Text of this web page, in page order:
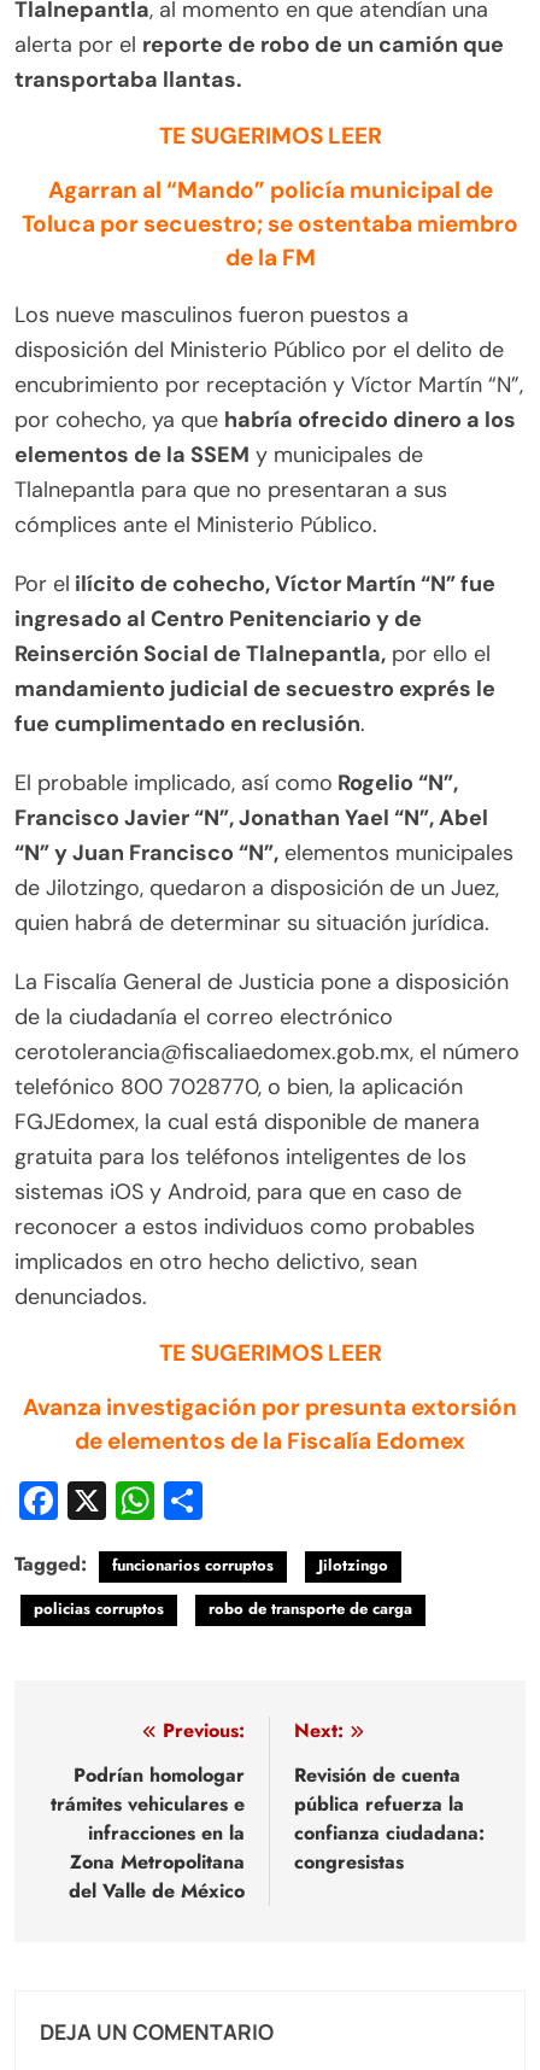
Tlalnepantla, al momento en que atendían una
alerta por el reporte de robo de un camión que
transportaba llantas.
TE SUGERIMOS LEER
Agarran al “Mando” policía municipal de
Toluca por secuestro; se ostentaba miembro
de la FM
Los nueve masculinos fueron puestos a
disposición del Ministerio Público por el delito de
encubrimiento por receptación y Víctor Martín “N”,
por cohecho, ya que habría ofrecido dinero a los
elementos de la SSEM y municipales de
Tlalnepantla para que no presentaran a sus
cómplices ante el Ministerio Público.
Por el ilícito de cohecho, Víctor Martín “N” fue
ingresado al Centro Penitenciario y de
Reinserción Social de Tlalnepantla, por ello el
mandamiento judicial de secuestro exprés le
fue cumplimentado en reclusión.
El probable implicado, así como Rogelio “N”,
Francisco Javier “N”, Jonathan Yael “N”, Abel
“N” y Juan Francisco “N”, elementos municipales
de Jilotzingo, quedaron a disposición de un Juez,
quien habrá de determinar su situación jurídica.
La Fiscalía General de Justicia pone a disposición
de la ciudadanía el correo electrónico
cerotolerancia@fiscaliaedomex.gob.mx, el número
telefónico 800 7028770, o bien, la aplicación
FGJEdomex, la cual está disponible de manera
gratuita para los teléfonos inteligentes de los
sistemas iOS y Android, para que en caso de
reconocer a estos individuos como probables
implicados en otro hecho delictivo, sean
denunciados.
TE SUGERIMOS LEER
Avanza investigación por presunta extorsión
de elementos de la Fiscalía Edomex
Facebook
X WhatsApp
Tagged: funcionarios corruptos
Jilotzingo
policias corruptos
robo de transporte de carga
Navegación
entradas
Previous:
Podrían homologar
trámites vehiculares e
infracciones en la
Zona Metropolitana
del Valle de México
Next:
Revisión de cuenta
pública refuerza la
confianza ciudadana:
congresistas
DEJA UN COMENTARIO